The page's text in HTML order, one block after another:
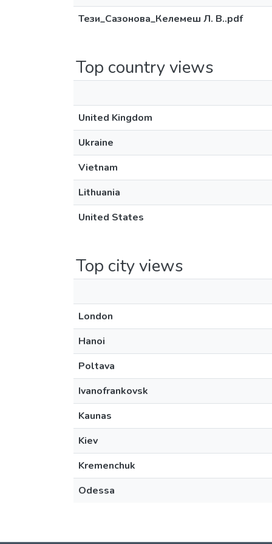
Тези_Сазонова_Келемеш Л. В..pdf
Top country views
United Kingdom
Ukraine
Vietnam
Lithuania
United States
Top city views
London
Hanoi
Poltava
Ivanofrankovsk
Kaunas
Kiev
Kremenchuk
Odessa